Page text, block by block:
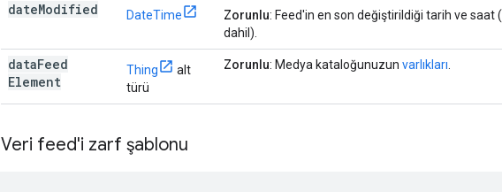
dateModified DateTime Zorunlu: Feed'in en son değiştirildiği tarih ve saat (
dahil).
dataFeed
Element
Thing
alt
türü
Zorunlu: Medya kataloğunuzun varlıkları
Veri feed'i zarf şablonu